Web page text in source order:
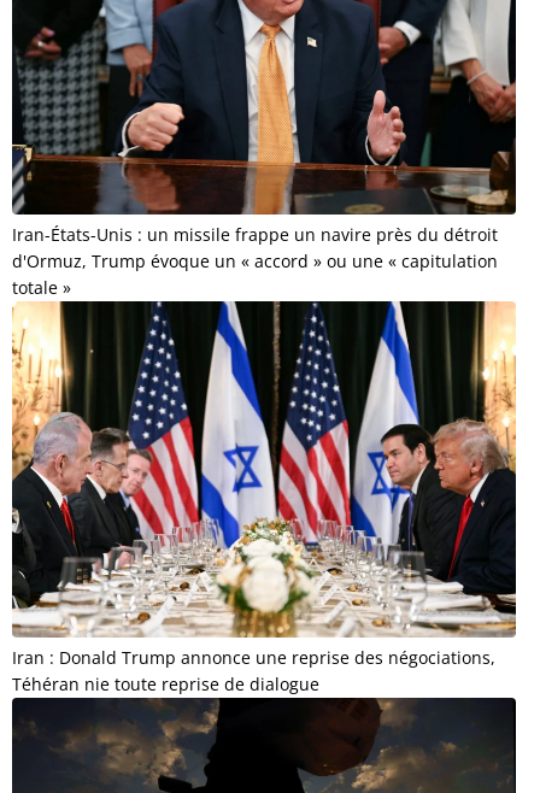
Iran-États-Unis : un missile frappe un navire près du détroit
d'Ormuz, Trump évoque un « accord » ou une « capitulation
totale »
Iran : Donald Trump annonce une reprise des négociations,
Téhéran nie toute reprise de dialogue